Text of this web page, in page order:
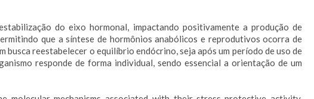
do eixo hormonal, impactando positivamente a produção de
que a síntese de hormônios anabólicos e reprodutivos ocorra de
busca reestabelecer o equilíbrio endócrino, seja após um período de uso de
responde de forma individual, sendo essencial a orientação de um